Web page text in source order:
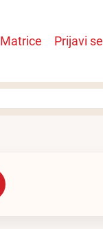
Matrice Prijavi se